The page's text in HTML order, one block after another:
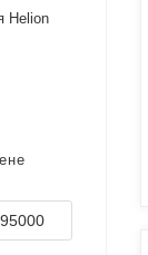
Helion